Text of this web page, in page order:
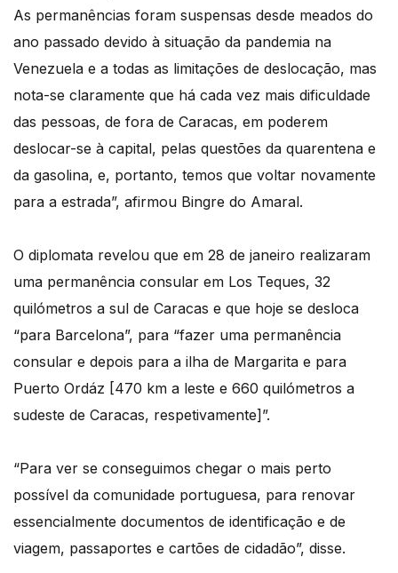
As permanências foram suspensas desde meados do
ano passado devido à situação da pandemia na
Venezuela e a todas as limitações de deslocação, mas
nota-se claramente que há cada vez mais dificuldade
das pessoas, de fora de Caracas, em poderem
deslocar-se à capital, pelas questões da quarentena e
da gasolina, e, portanto, temos que voltar novamente
para a estrada”, afirmou Bingre do Amaral.
O diplomata revelou que em 28 de janeiro realizaram
uma permanência consular em Los Teques, 32
quilómetros a sul de Caracas e que hoje se desloca
“para Barcelona”, para “fazer uma permanência
consular e depois para a ilha de Margarita e para
Puerto Ordáz [470 km a leste e 660 quilómetros a
sudeste de Caracas, respetivamente]”.
“Para ver se conseguimos chegar o mais perto
possível da comunidade portuguesa, para renovar
essencialmente documentos de identificação e de
viagem, passaportes e cartões de cidadão”, disse.